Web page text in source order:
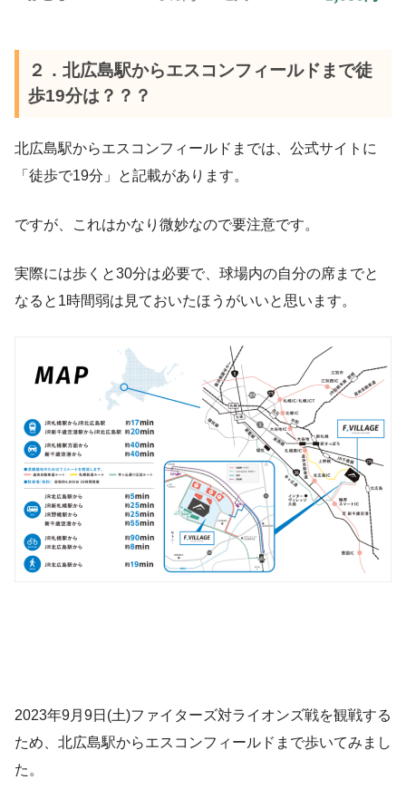
２．北広島駅からエスコンフィールドまで徒
歩19分は？？？
北広島駅からエスコンフィールドまでは、公式サイトに
「徒歩で19分」と記載があります。
ですが、これはかなり微妙なので要注意です。
実際には歩くと30分は必要で、球場内の自分の席までと
なると1時間弱は見ておいたほうがいいと思います。
2023年9月9日(土)ファイターズ対ライオンズ戦を観戦する
ため、北広島駅からエスコンフィールドまで歩いてみまし
た。